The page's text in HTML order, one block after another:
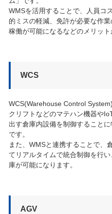
WMSを活用することで、人員コ
的ミスの軽減、免許が必要な作
稼働が可能になるなどのメリット
WCS
WCS(Warehouse Control
クリフトなどのマテハン機器や
出す倉庫内設備を制御すること
です。
また、WMSと連携することで、
てリアルタイムで統合制御を行
庫が可能になります。
AGV